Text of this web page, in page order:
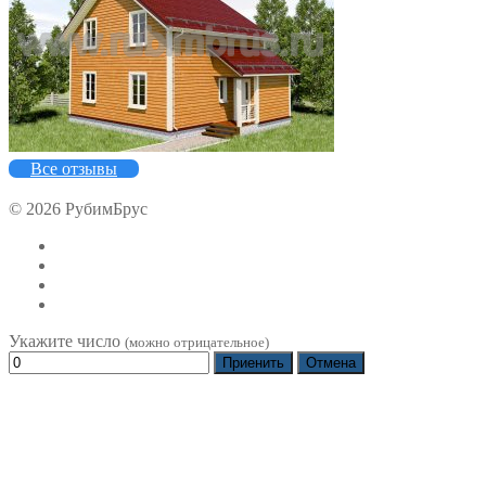
Все отзывы
© 2026 РубимБрус
Укажите число (можно отрицательное)
Приенить
Отмена